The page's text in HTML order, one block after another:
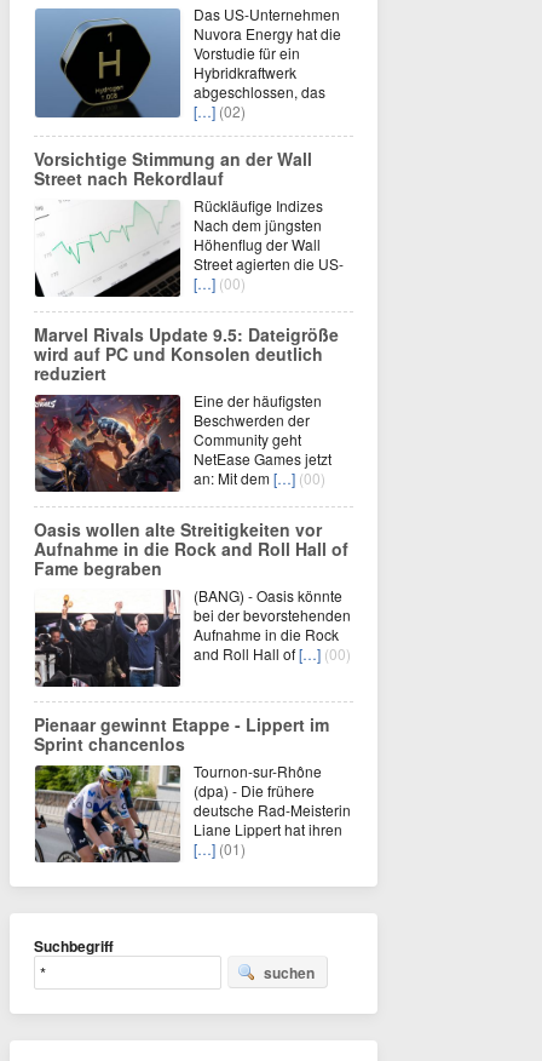
Das US-Unternehmen
Nuvora Energy hat die
Vorstudie für ein
Hybridkraftwerk
abgeschlossen, das
[…] (02)
Vorsichtige Stimmung an der Wall
Street nach Rekordlauf
Rückläufige Indizes
Nach dem jüngsten
Höhenflug der Wall
Street agierten die US-
[…] (00)
Marvel Rivals Update 9.5: Dateigröße
wird auf PC und Konsolen deutlich
reduziert
Eine der häufigsten
Beschwerden der
Community geht
NetEase Games jetzt
an: Mit dem[…] (00)
Oasis wollen alte Streitigkeiten vor
Aufnahme in die Rock and Roll Hall of
Fame begraben
(BANG) - Oasis könnte
bei der bevorstehenden
Aufnahme in die Rock
and Roll Hall of[…] (00)
Pienaar gewinnt Etappe - Lippert im
Sprint chancenlos
Tournon-sur-Rhône
(dpa) - Die frühere
deutsche Rad-Meisterin
Liane Lippert hat ihren
[…] (01)
Suchbegriff
suchen